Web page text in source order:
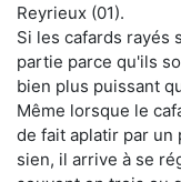
Reyrieux (01).
Si les cafards rayés
partie parce qu'ils
bien plus puissant
Même lorsque le
de fait aplatir par un
sien, il arrive à se